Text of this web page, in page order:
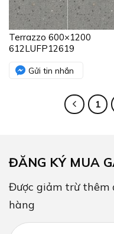
Terrazzo 600×1200
612LUFP12619
Gửi tin nhắn
1
ĐĂNG KÝ MUA
Được giảm trừ thêm
hàng